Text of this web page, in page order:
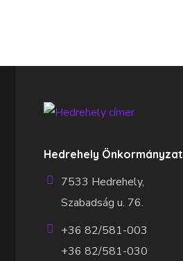
Hedrehely Önkormányzat
7533 Hedrehely,
Szabadság u. 76.
+36 82/581-003
+36 82/581-030